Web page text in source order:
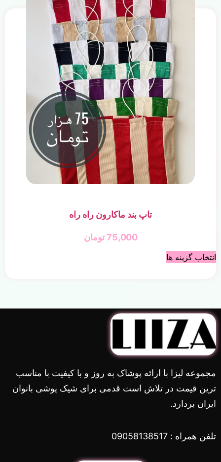
تاپ بند ماکارون راه راه
75,000 تومان
انتخاب گزینه ها
مجموعه لیزا با ارائه پوشاک به روز و با کیفیت با مناسب
ترین قیمت در تلاش است قدمی برای شیک پوشی بانوان
ایران بردارد.
تلفن همراه : 09058138517